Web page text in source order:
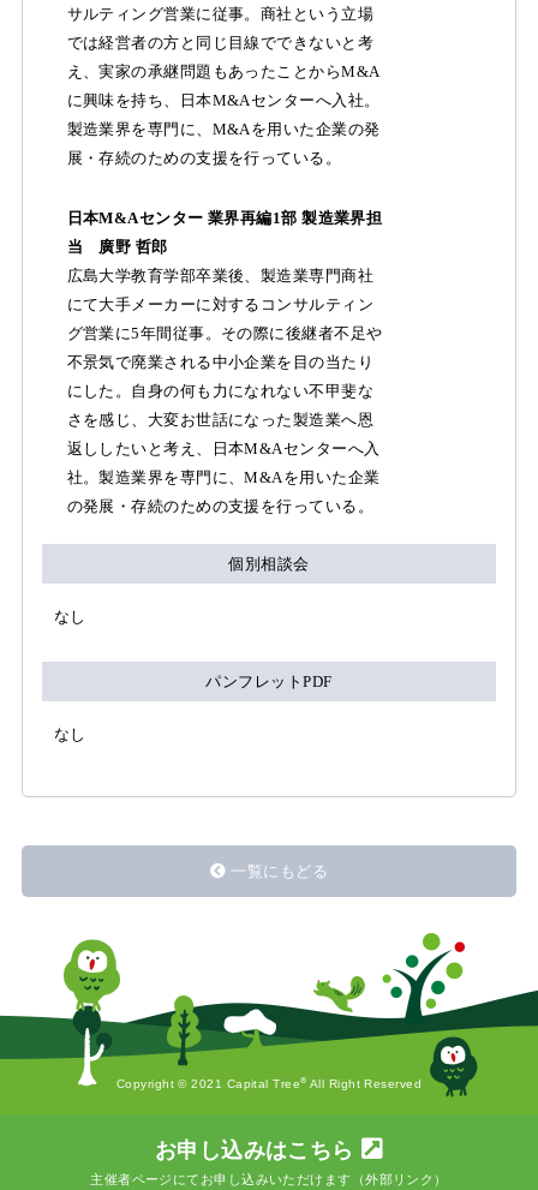
サルティング営業に従事。商社という立場
では経営者の方と同じ目線でできないと考
え、実家の承継問題もあったことからM&A
に興味を持ち、日本M&Aセンターへ入社。
製造業界を専門に、M&Aを用いた企業の発
展・存続のための支援を行っている。
日本M&Aセンター 業界再編1部 製造業界担
当 廣野 哲郎
広島大学教育学部卒業後、製造業専門商社
にて大手メーカーに対するコンサルティン
グ営業に5年間従事。その際に後継者不足や
不景気で廃業される中小企業を目の当たり
にした。自身の何も力になれない不甲斐な
さを感じ、大変お世話になった製造業へ恩
返ししたいと考え、日本M&Aセンターへ入
社。製造業界を専門に、M&Aを用いた企業
の発展・存続のための支援を行っている。
個別相談会
なし
パンフレットPDF
なし
お申し込みはこちら
主催者ページにてお申し込みいただけます（外部リンク）
一覧にもどる
Copyright © 2021 Capital Tree® All Right Reserved